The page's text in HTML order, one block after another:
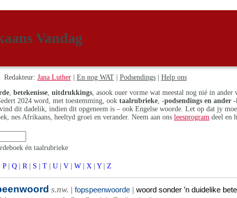
Vandag
Redakteur: Jana Luther| En nog WAT| Podsendings| Help ons
betekenisse uitdrukkings , asook ouer vorme wat meestal nog nié in
2024 word, met toestemming, ook taalrubrieke -podsendings en ander -
dit dadelik, indien dit opgeneem is – ook Engelse woorde. Let op dat jy
nes Afrikaans, heeltyd groei en verander. Neem aan ons leesprogram deel en
én taalrubrieke
P | Q | R | S | T | U | V | W | X | Y | Z
s.nw. |fopspeenwoorde | woord sonder ’n duidelike